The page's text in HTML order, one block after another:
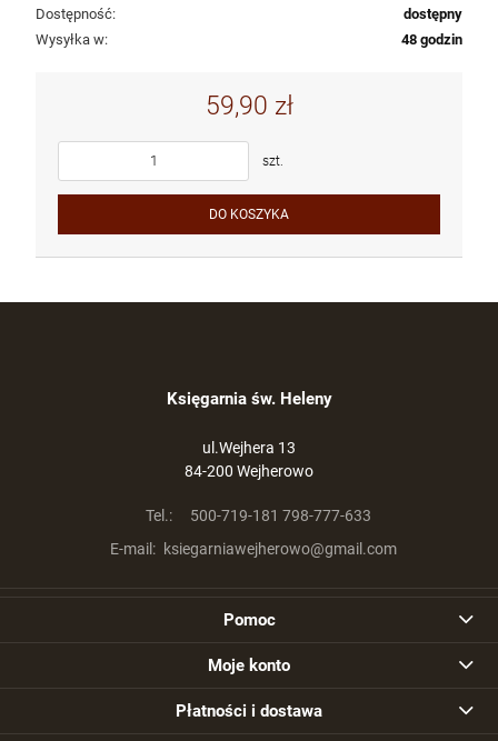
Dostępność:
dostępny
Wysyłka w:
48 godzin
59,90 zł
szt.
DO KOSZYKA
Księgarnia św. Heleny
ul.Wejhera 13
84-200 Wejherowo
Tel.:
500-719-181 798-777-633
E-mail: ksiegarniawejherowo@gmail.com
Pomoc
Moje konto
Płatności i dostawa